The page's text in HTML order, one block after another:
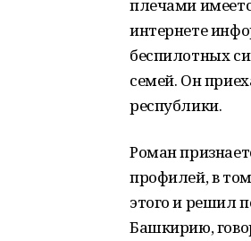
плечами
интернете
беспилотных
семей. Он
республики.
Роман
профилей, в
этого и решил
Башкирию,